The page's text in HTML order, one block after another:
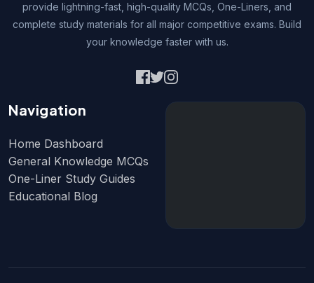
provide lightning-fast, high-quality MCQs, One-Liners, and
complete study materials for all major competitive exams. Build
your knowledge faster with us.
Navigation
Home Dashboard
General Knowledge MCQs
One-Liner Study Guides
Educational Blog